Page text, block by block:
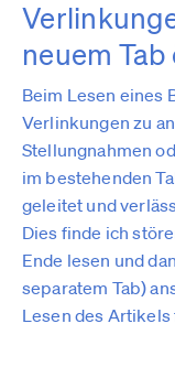
neuem Tab
Beim Lesen eines
Verlinkungen zu
Stellungnahmen
im bestehenden
geleitet und
Dies finde ich
Ende lesen und
separatem Tab)
Lesen des